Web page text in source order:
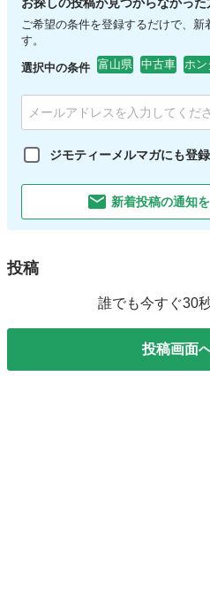
ご希望の条件を登録するだけで、新
す。
選択中の条件 富山県 中古車 ホン
ジモティーメルマガにも登
新着投稿の通知
投稿
誰でも今すぐ30
投稿画面